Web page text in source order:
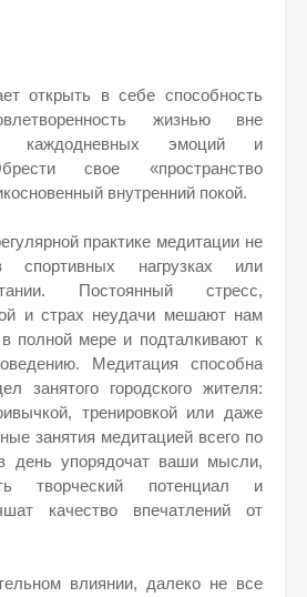
открыть в себе способность
жизнью вне
каждодневных эмоций и
свое «пространство
внутренний покой.
практике медитации не
нагрузках или
Постоянный стресс,
и страх неудачи мешают нам
полной мере и подталкивают к
Медитация способна
занятого городского жителя:
тренировкой или даже
занятия медитацией всего по
день упорядочат ваши мысли,
творческий потенциал и
качество впечатлений от
влиянии, далеко не все